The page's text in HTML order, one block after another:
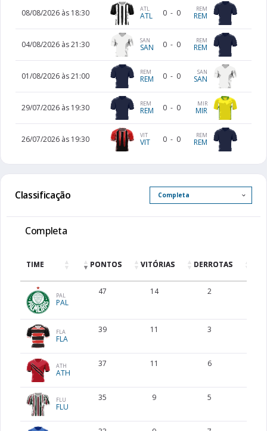
08/08/2026 às 18:30 ATL
ATL 0 - 0 REM
REM
04/08/2026 às 21:30 SAN
SAN 0 - 0 REM
REM
01/08/2026 às 21:00 REM
REM 0 - 0 SAN
SAN
29/07/2026 às 19:30 REM
REM 0 - 0 MIR
MIR
26/07/2026 às 19:30 VIT
VIT 0 - 0 REM
REM
Classificação
Completa
TIME PONTOS VITÓRIAS DERROTAS
PAL
PAL
47 14 2
FLA
FLA
39 11 3
ATH
ATH
37 11 6
FLU
FLU
35 9 5